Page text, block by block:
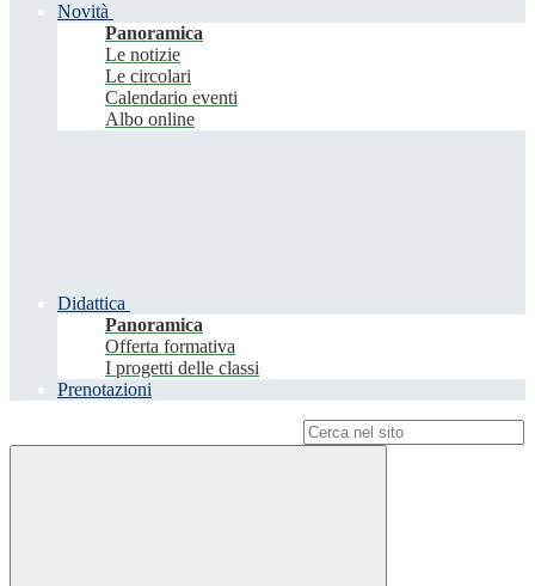
Novità
Panoramica
Le notizie
Le circolari
Calendario eventi
Albo online
Didattica
Panoramica
Offerta formativa
I progetti delle classi
Prenotazioni